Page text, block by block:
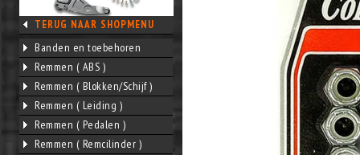
TERUG NAAR SHOPMENU
Banden en toebehoren
Remmen ( ABS )
Remmen ( Blokken/Schijf )
Remmen ( Leiding )
Remmen ( Pedalen )
Remmen ( Remcilinder )